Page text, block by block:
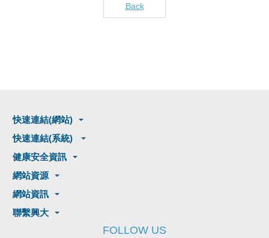
Back
快速連結(網站)
快速連結(系統)
健康安全資訊
網站資源
網站資訊
聯繫興大
FOLLOW US